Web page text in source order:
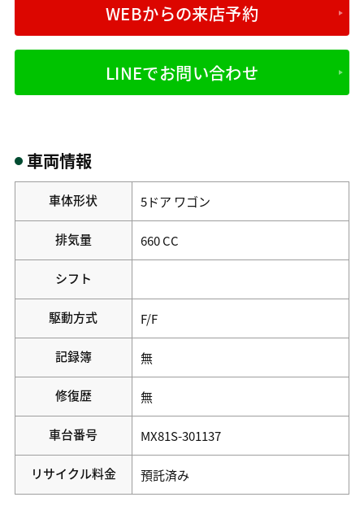
WEBからの来店予約
LINEでお問い合わせ
車両情報
車体形状 5ドア ワゴン
排気量 660 CC
シフト
駆動方式 F/F
記録簿 無
修復歴 無
車台番号 MX81S-301137
リサイクル料金 預託済み